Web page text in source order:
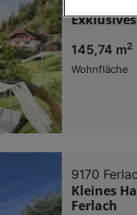
145,74 m2
Wohnfläche
9170
Kleines
Ferlach
Wir und
Verwendung